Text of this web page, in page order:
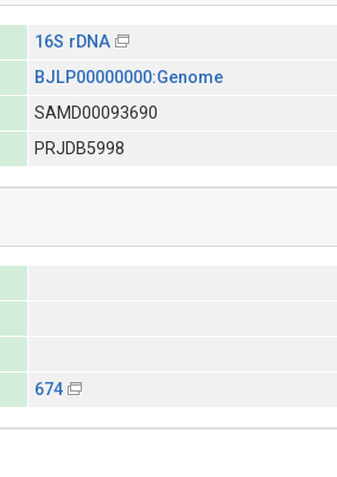
16S rDNA
BJLP00000000:Genome
SAMD00093690
PRJDB5998
674